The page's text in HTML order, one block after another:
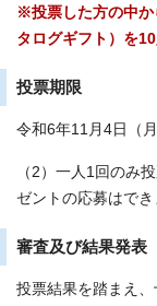
※投票した方の中か
タログギフト）を
投票期限
令和6年11月4日（月
（2）一人1回のみ
ゼントの応募はでき
審査及び結果発表
投票結果を踏まえ